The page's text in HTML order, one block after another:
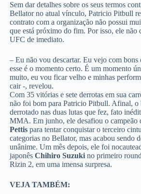
Sem dar detalhes sobre os seus termos
Bellator no atual vínculo, Patricio Pitbull
contrato com a organização não possui
que está próximo do fim. Por isso, ele não
UFC de imediato.
– Eu não vou descartar. Eu vejo com bons
esse é o momento certo. É um momento
muito, eu vou ficar velho e minhas
cair -, revelou.
Com 35 vitórias e sete derrotas em sua
não foi bom para Patricio Pitbull. Afinal, o
derrotado nas duas lutas que fez, fato
MMA. Em junho, ele desafiou o campeão
Pettis para tentar conquistar o terceiro
categorias no Bellator, mas acabou sendo
unânime. Um mês depois, ele foi
japonês Chihiro Suzuki no primeiro
Rizin 2, em uma imensa surpresa.
VEJA TAMBÉM: